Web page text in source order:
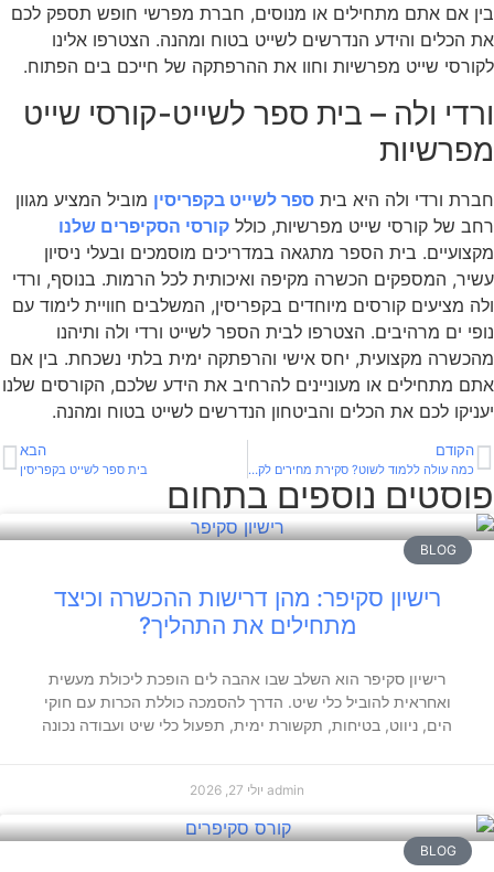
בין אם אתם מתחילים או מנוסים, חברת מפרשי חופש תספק לכם
את הכלים והידע הנדרשים לשייט בטוח ומהנה. הצטרפו אלינו
לקורסי שייט מפרשיות וחוו את ההרפתקה של חייכם בים הפתוח.
ורדי ולה – בית ספר לשייט-קורסי שייט
מפרשיות
חברת ורדי ולה היא בית ספר לשייט בקפריסין מוביל המציע מגוון
רחב של קורסי שייט מפרשיות, כולל קורסי הסקיפרים שלנו
מקצועיים. בית הספר מתגאה במדריכים מוסמכים ובעלי ניסיון
עשיר, המספקים הכשרה מקיפה ואיכותית לכל הרמות. בנוסף, ורדי
ולה מציעים קורסים מיוחדים בקפריסין, המשלבים חוויית לימוד עם
נופי ים מרהיבים. הצטרפו לבית הספר לשייט ורדי ולה ותיהנו
מהכשרה מקצועית, יחס אישי והרפתקה ימית בלתי נשכחת. בין אם
אתם מתחילים או מעוניינים להרחיב את הידע שלכם, הקורסים שלנו
יעניקו לכם את הכלים והביטחון הנדרשים לשייט בטוח ומהנה.
הקודם
כמה עולה ללמוד לשוט? סקירת מחירים לקורסי שייט
הבא
בית ספר לשייט בקפריסין
פוסטים נוספים בתחום
BLOG
רישיון סקיפר: מהן דרישות ההכשרה וכיצד
מתחילים את התהליך?
רישיון סקיפר הוא השלב שבו אהבה לים הופכת ליכולת מעשית
ואחראית להוביל כלי שיט. הדרך להסמכה כוללת הכרות עם חוקי
הים, ניווט, בטיחות, תקשורת ימית, תפעול כלי שיט ועבודה נכונה
admin יולי 27, 2026
BLOG